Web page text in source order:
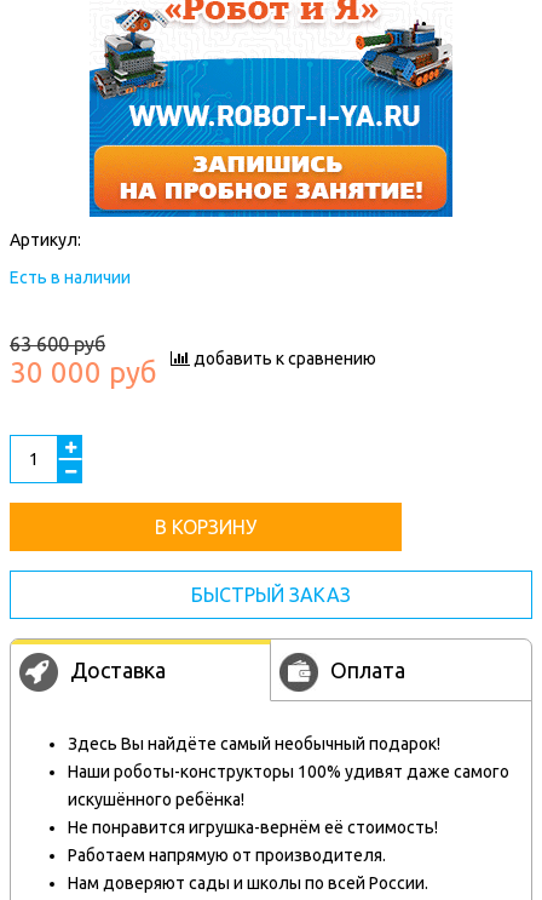
Артикул:
Есть в наличии
63 600 руб
30 000 руб добавить к сравнению
В КОРЗИНУ
БЫСТРЫЙ ЗАКАЗ
Доставка Оплата
Здесь Вы найдёте самый необычный подарок!
Наши роботы-конструкторы 100% удивят даже самого
искушённого ребёнка!
Не понравится игрушка-вернём её стоимость!
Работаем напрямую от производителя.
Нам доверяют сады и школы по всей России.